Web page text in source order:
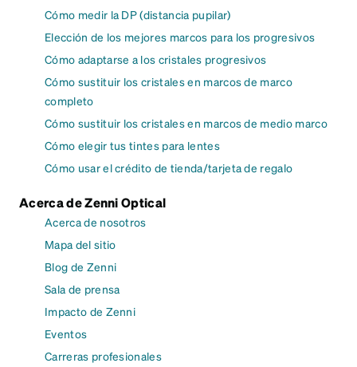
Cómo medir la DP (distancia pupilar)
Elección de los mejores marcos para los progresivos
Cómo adaptarse a los cristales progresivos
Cómo sustituir los cristales en marcos de marco
completo
Cómo sustituir los cristales en marcos de medio marco
Cómo elegir tus tintes para lentes
Cómo usar el crédito de tienda/tarjeta de regalo
Acerca de Zenni Optical
Acerca de nosotros
Mapa del sitio
Blog de Zenni
Sala de prensa
Impacto de Zenni
Eventos
Carreras profesionales